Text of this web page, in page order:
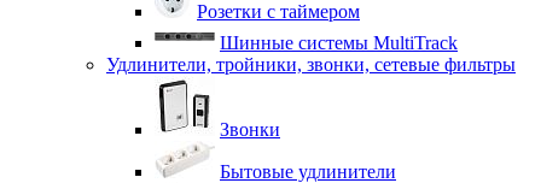
Розетки с таймером
Шинные системы MultiTrack
Удлинители, тройники, звонки, сетевые фильтры
Звонки
Бытовые удлинители